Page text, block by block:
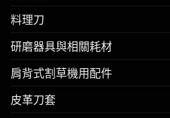
料理刀
研磨器具與相關耗材
肩背式割草機用配件
皮革刀套